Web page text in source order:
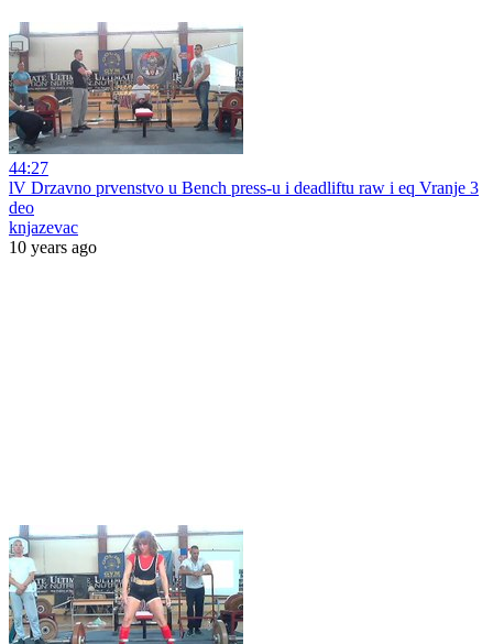
44:27
lV Drzavno prvenstvo u Bench press-u i deadliftu raw i eq Vranje 3
deo
knjazevac
10 years ago